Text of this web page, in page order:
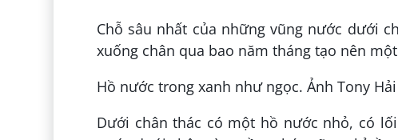
Chỗ sâu nhất của những vũng nước dưới
xuống chân qua bao năm tháng tạo nên
Hồ nước trong xanh như ngọc. Ảnh Tony Hải
Dưới chân thác có một hồ nước nhỏ, có